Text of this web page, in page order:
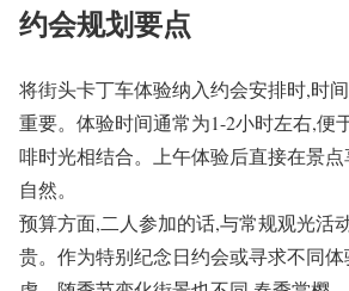
约会规划要点
将街头卡丁车体验纳入约会安排时,时
重要。体验时间通常为1-2小时左右,便
啡时光相结合。上午体验后直接在景
自然。
预算方面,二人参加的话,与常规观光活
贵。作为特别纪念日约会或寻求不同